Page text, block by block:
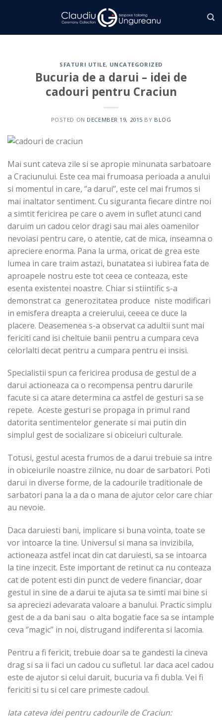
SFATURI UTILE, UNCATEGORIZED
Bucuria de a darui – idei de
cadouri pentru Craciun
POSTED ON DECEMBER 19, 2015 BY BLOG
Mai sunt cateva zile si se apropie minunata sarbatoare
a Craciunului. Este cea mai frumoasa perioada a anului
si momentul in care, ‘’a darui’’, este cel mai frumos si
mai inaltator sentiment. Cu siguranta fiecare dintre noi
a simtit fericirea pe care o avem in suflet atunci cand
daruim un cadou celor dragi sau mai ales oamenilor
nevoiasi pentru care, o atentie, cat de mica, inseamna o
apreciere enorma. Pana la urma, oricat de grea este
lumea in care traim astazi, bunatatea si iubirea fata de
aproapele nostru este tot ceea ce conteaza, este
esenta existentei noastre. Chiar si stiintific s-a
demonstrat ca generozitatea produce niste modificari
in emisfera dreapta a creierului, ceeea ce duce la
placere. Deasemenea s-a observat ca adultii sunt mai
fericiti cand isi cheltuie banii pentru a cumpara ceva
celorlalti decat pentru a cumpara pentru ei insisi.
Specialistii spun ca fericirea produsa de gestul de a
darui actioneaza ca o recompensa pentru darurile
facute si ca atare determina ca astfel de gesturi sa se
repete. Aceste gesturi se propaga in primul rand
datorita sentimentelor generate si mai putin din
simplul gest de socializare si obiceiuri culturale.
Totusi, gestul acesta frumos de a darui trebuie sa intre
in obiceiurile noastre zilnice, nu doar de sarbatori. Poti
darui in diverse forme, de la cadourile traditionale de
sarbatori pana la a da o mana de ajutor celor care chiar
au nevoie.
Daca daruiesti bani, implicare si buna vointa, toate se
vor intoarce la tine. Universul si mana sa invizibila,
actioneaza astfel incat din cat daruiesti, sa se intoarca
la tine inzecit. Este important de retinut ca nu conteaza
cat de potent esti din punct de vedere financiar, doar
gestul in sine de a darui te ajuta sa te simti mai bine si
sa apreciezi adevarata valoare a banului. Practic simplu
gest de a da bani sau o alta bogatie face sa se intample
ceva ‘’magic’’ in noi, distrugand indiferenta si lacomia.
Pentru a fi fericit, trebuie doar sa te gandesti la cineva
drag si sa ii faci un cadou cu sufletul. Iar daca acel cadou
este de ajutor si celui daruit, bucuria va fi dubla. Vei fi
fericiti si tu si cel care primeste cadoul.
Iata cateva idei pentru cadourile de Craciun: